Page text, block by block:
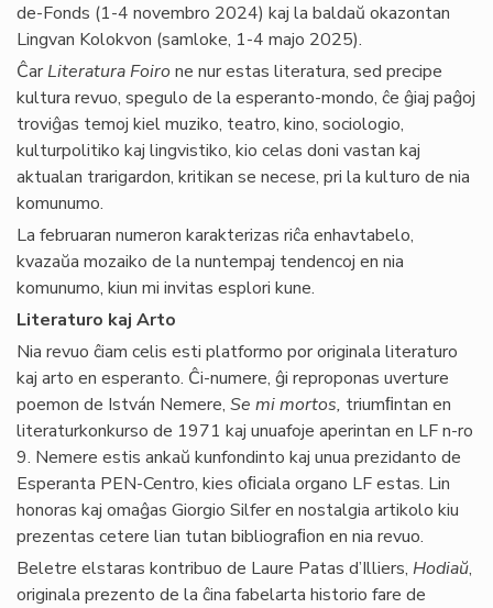
de-Fonds (1-4 novembro 2024) kaj la baldaŭ okazontan
Lingvan Kolokvon (samloke, 1-4 majo 2025).
ĈarLiteratura Foirone nur estas literatura, sed precipe
kultura revuo, spegulo de la esperanto-mondo, ĉe ĝiaj paĝoj
troviĝas temoj kiel muziko, teatro, kino, sociologio,
kulturpolitiko kaj lingvistiko, kio celas doni vastan kaj
aktualan trarigardon, kritikan se necese, pri la kulturo de nia
komunumo.
La februaran numeron karakterizas riĉa enhavtabelo,
kvazaŭa mozaiko de la nuntempaj tendencoj en nia
komunumo, kiun mi invitas esplori kune.
Literaturo kaj Arto
Nia revuo ĉiam celis esti platformo por originala literaturo
kaj arto en esperanto. Ĉi-numere, ĝi reproponas uverture
poemon de István Nemere, Se mi mortos, triumﬁntan en
literaturkonkurso de 1971 kaj unuafoje aperintan en LF n-ro
9. Nemere estis ankaŭ kunfondinto kaj unua prezidanto de
Esperanta PEN-Centro, kies oﬁciala organo LF estas. Lin
honoras kaj omaĝas Giorgio Silfer en nostalgia artikolo kiu
prezentas cetere lian tutan bibliograﬁon en nia revuo.
Beletre elstaras kontribuo de Laure Patas d’Illiers, Hodiaŭ,
originala prezento de la ĉina fabelarta historio fare de